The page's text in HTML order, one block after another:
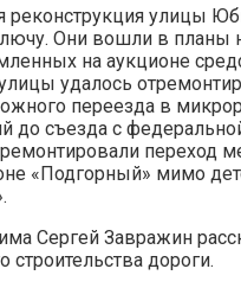
реконструкция улицы
Они вошли в планы
на аукционе
удалось
переезда в
до съезда с
переход
«Подгорный» мимо
Сергей Завражин
строительства дороги.